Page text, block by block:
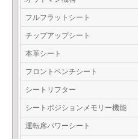
フルフラットシート
チップアップシート
本革シート
フロントベンチシート
シートリフター
シートポジションメモリー機能
運転席パワーシート